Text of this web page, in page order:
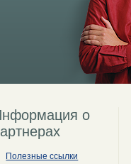
о
Полезные ссылки